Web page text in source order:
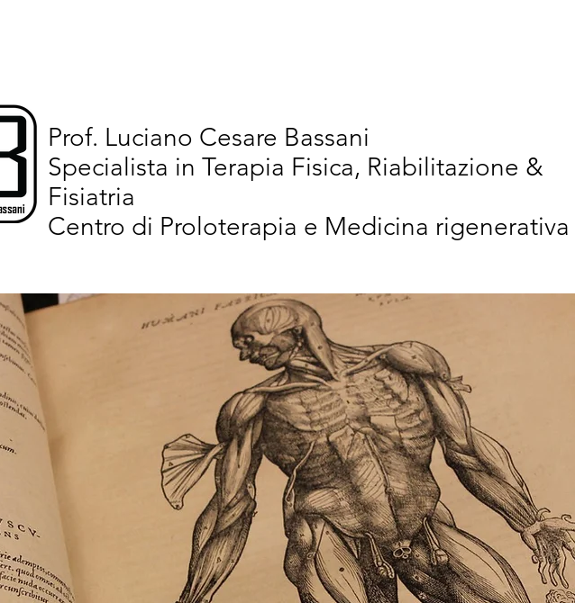
Prof. Luciano Cesare Bassani
Specialista in Terapia Fisica, Riabilitazione &
Fisiatria
Centro di Proloterapia e Medicina rigenerativa